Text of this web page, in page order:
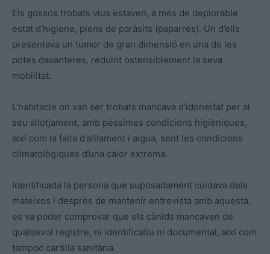
Els gossos trobats vius estaven, a més de deplorable
estat d’higiene, plens de paràsits (paparres). Un d’ells
presentava un tumor de gran dimensió en una de les
potes davanteres, reduint ostensiblement la seva
mobilitat.
L’habitacle on van ser trobats mancava d’idoneïtat per al
seu allotjament, amb pèssimes condicions higièniques,
així com la falta d’aïllament i aigua, sent les condicions
climatològiques d’una calor extrema.
Identificada la persona que suposadament cuidava dels
mateixos i després de mantenir entrevista amb aquesta,
es va poder comprovar que els cànids mancaven de
qualsevol registre, ni identificatiu ni documental, així com
tampoc cartilla sanitària.